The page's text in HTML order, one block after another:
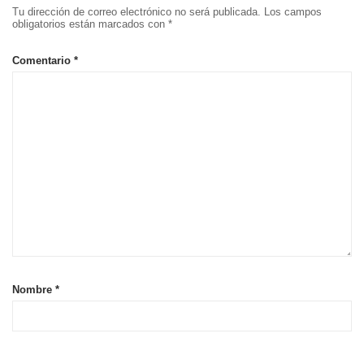
Tu dirección de correo electrónico no será publicada. Los campos
obligatorios están marcados con *
Comentario *
Nombre *